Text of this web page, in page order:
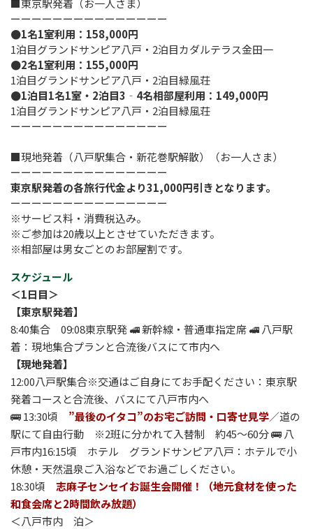
■東京駅発着（お一人さま）
ーーーーーーーーーーーーーーー
●1名1室利用：158,000円
1泊目グランドサンピア八戸・2泊目カダルテラス金田一
●2名1室利用：155,000円
1泊目グランドサンピア八戸・2泊目緑風荘
●1泊目1名1室・2泊目3‐4名相部屋利用：149,000円
1泊目グランドサンピア八戸・2泊目緑風荘
ーーーーーーーーーーーーーーー
■現地発着（八戸駅集合・新花巻駅解散）（お一人さま）
ーーーーーーーーーーーーーーー
東京駅発着の各旅行代金より31,000円引きとなります。
ーーーーーーーーーーーーーーー
※サービス料・消費税込み。
※ご参加は20歳以上とさせていただきます。
※相部屋は男女ごとのお部屋割です。
スケジュール
＜1日目＞
【東京駅発着】
8:40集合 09:08東京駅発 🚅 新幹線・普通車指定席 🚅 八戸駅
着：現地集合プランと合流後バスにて市内へ
【現地発着】
12:00八戸駅集合※交通はご自身にてお手配ください：東京駅
発着コースと合流後、バスにて八戸市内へ
🚌 13:30頃 ”最後のイタコ”のお宅ご訪問・口寄せ見学／道の
駅にて自由行動 ※2班に分かれて入替制 約45～60分 🚌 八
戸市内16:15頃 ホテル グランドサンピア八戸：ホテルで小
休憩・天然温泉ご入浴などでお過ごしください。
18:30頃 志麻子センセイお誕生会開催！（地元食材を使った
和食会席と2時間飲み放題）
＜八戸市内 泊＞